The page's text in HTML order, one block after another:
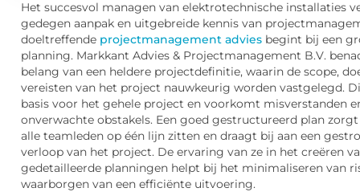
Het succesvol managen van elektrotechnische installaties
gedegen aanpak en uitgebreide kennis van
doeltreffende projectmanagement advies begint bij een
planning. Markkant Advies & Projectmanagement B.V.
belang van een heldere projectdefinitie, waarin de scope,
vereisten van het project nauwkeurig worden vastgelegd.
basis voor het gehele project en voorkomt misverstanden
onverwachte obstakels. Een goed gestructureerd plan
alle teamleden op één lijn zitten en draagt bij aan een
verloop van het project. De ervaring van ze in het creëren
gedetailleerde planningen helpt bij het minimaliseren van
waarborgen van een efficiënte uitvoering.